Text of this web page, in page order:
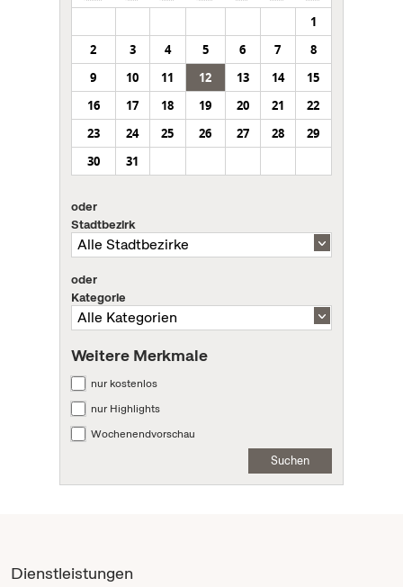
1
2
3 4 5 6 7
8
9
10 11 12 13 14
15
16
17 18 19 20 21
22
23
24 25 26 27 28
29
30
31
oder
Stadtbezirk
oder
Kategorie
Weitere Merkmale
nur kostenlos
nur Highlights
Wochenendvorschau
Suchen
Dienstleistungen